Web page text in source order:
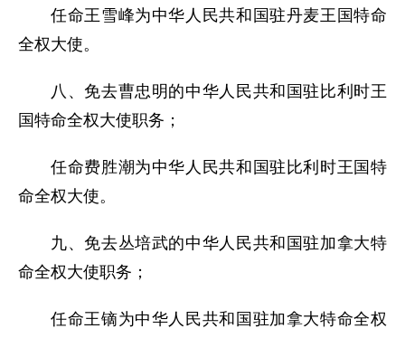
任命王雪峰为中华人民共和国驻丹麦王国特命
全权大使。
八、免去曹忠明的中华人民共和国驻比利时王
国特命全权大使职务；
任命费胜潮为中华人民共和国驻比利时王国特
命全权大使。
九、免去丛培武的中华人民共和国驻加拿大特
命全权大使职务；
任命王镝为中华人民共和国驻加拿大特命全权